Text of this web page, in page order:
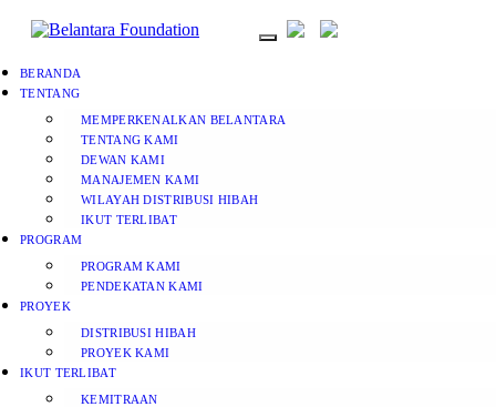
BERANDA
TENTANG
MEMPERKENALKAN BELANTARA
TENTANG KAMI
DEWAN KAMI
MANAJEMEN KAMI
WILAYAH DISTRIBUSI HIBAH
IKUT TERLIBAT
PROGRAM
PROGRAM KAMI
PENDEKATAN KAMI
PROYEK
DISTRIBUSI HIBAH
PROYEK KAMI
IKUT TERLIBAT
KEMITRAAN